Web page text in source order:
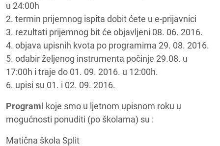
u 24:00h
2. termin prijemnog ispita dobit ćete u e-prijavnici
3. rezultati prijemnog bit će objavljeni 08. 06. 2016.
4. objava upisnih kvota po programima 29. 08. 2016.
5. odabir željenog instrumenta počinje 29.08. u
17:00h i traje do 01. 09. 2016. u 12:00h.
6. upisi su 01. i 02. 09. 2016.
Programi koje smo u ljetnom upisnom roku u
mogućnosti ponuditi (po školama) su :
Matična škola Split